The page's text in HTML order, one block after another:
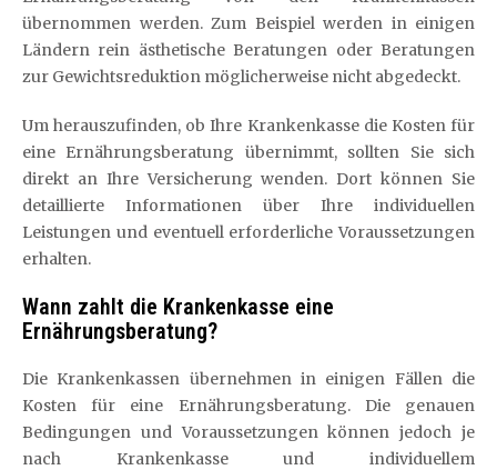
übernommen werden. Zum Beispiel werden in einigen
Ländern rein ästhetische Beratungen oder Beratungen
zur Gewichtsreduktion möglicherweise nicht abgedeckt.
Um herauszufinden, ob Ihre Krankenkasse die Kosten für
eine Ernährungsberatung übernimmt, sollten Sie sich
direkt an Ihre Versicherung wenden. Dort können Sie
detaillierte Informationen über Ihre individuellen
Leistungen und eventuell erforderliche Voraussetzungen
erhalten.
Wann zahlt die Krankenkasse eine
Ernährungsberatung?
Die Krankenkassen übernehmen in einigen Fällen die
Kosten für eine Ernährungsberatung. Die genauen
Bedingungen und Voraussetzungen können jedoch je
nach Krankenkasse und individuellem